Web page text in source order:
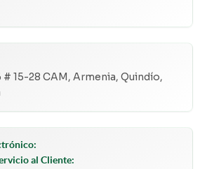
# 15-28 CAM, Armenia, Quindío,
al Cliente: